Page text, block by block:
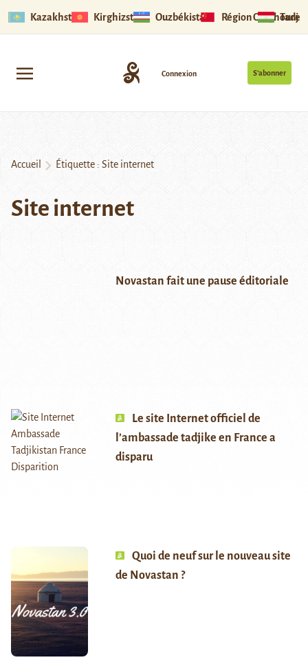
Kazakhstan Kirghizstan Ouzbékistan Région Ouïghoure
S’abonner
Connexion
Accueil Étiquette : Site internet
Site internet
Novastan fait une pause éditoriale
Le site Internet officiel de
l’ambassade tadjike en France a
disparu
Quoi de neuf sur le nouveau site
de Novastan ?